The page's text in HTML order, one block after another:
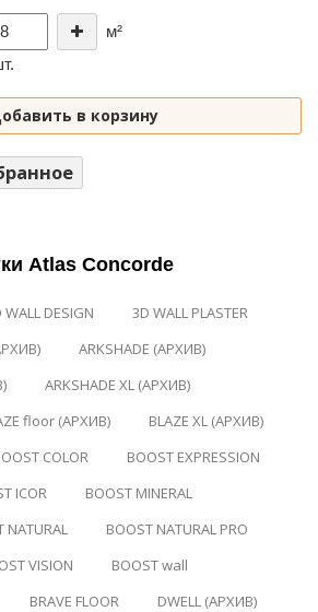
м²
в корзину
Atlas Concorde
WALL DESIGN
3D WALL PLASTER
ARKSHADE (АРХИВ)
ARKSHADE XL (АРХИВ)
floor (АРХИВ)
BLAZE XL (АРХИВ)
COLOR
BOOST EXPRESSION
ICOR
BOOST MINERAL
NATURAL
BOOST NATURAL PRO
VISION
BOOST wall
BRAVE FLOOR
DWELL (АРХИВ)